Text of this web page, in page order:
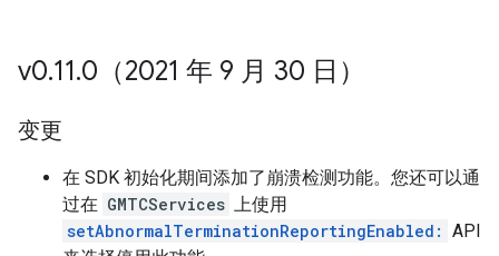
v0.11.0（2021 年 9 月 30 日）
变更
在 SDK 初始化期间添加了崩溃检测功能。您还可以通
过在 GMTCServices 上使用
setAbnormalTerminationReportingEnabled: API